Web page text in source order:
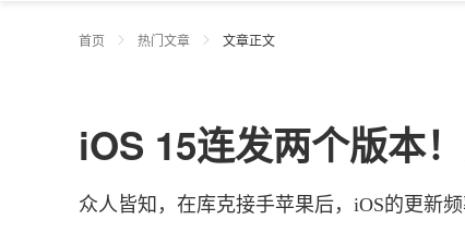
首页 热门文章 文章正文
iOS 15连发两个版本
众人皆知，在库克接手苹果后，iOS的更新